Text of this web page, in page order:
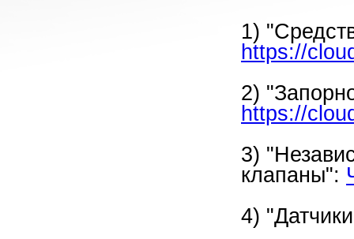
1)
https://
2)
https://
3)
клапаны":
4)